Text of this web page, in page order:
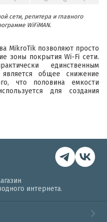
сети, репитера и главного
WiFiMAN.
MikroTik позволяют просто
зоны покрытия Wi-Fi сети.
единственным
общее снижение
что половина емкости
для создания
интернета.